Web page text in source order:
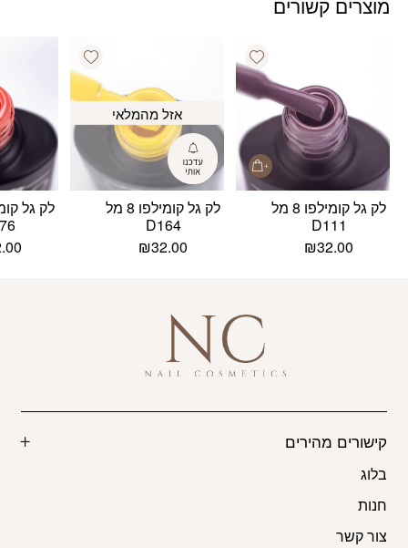
מוצרים קשורים
Add wishlist
לק גל קומילפו 8 מל
D111
₪32.00
Add wishlist
אזל מהמלאי
לק גל קומילפו 8 מל
D164
₪32.00
קישורים מהירים
בלוג
חנות
צור קשר